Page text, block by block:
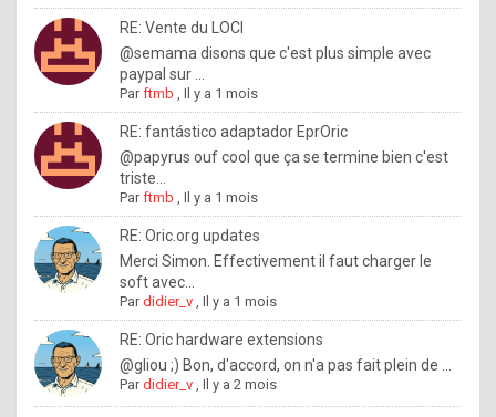
a
n
t
o
n
o
w
h
o
w
o
RE: Vente du LOCI
@semama disons que c'est plus simple avec
paypal sur ...
Parftmb ,Il y a 1 mois
RE: fantástico adaptador EprOric
@papyrus ouf cool que ça se termine bien c'est
triste...
Parftmb ,Il y a 1 mois
RE: Oric.org updates
Merci Simon. Effectivement il faut charger le
soft avec...
Pardidier_v ,Il y a 1 mois
RE: Oric hardware extensions
@gliou ;) Bon, d'accord, on n'a pas fait plein de ...
Pardidier_v ,Il y a 2 mois